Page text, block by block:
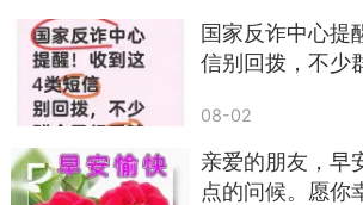
公安、法院不会用短信发传票
你转账罚款，更不会让你点陌生链
凡是短信说你涉案、账户冻结
是骗子，直接删掉，别自己吓自己
要求操作。
国家反诈中心提
信别回拨，不少
08-02
亲爱的朋友，早
点的问候。愿你